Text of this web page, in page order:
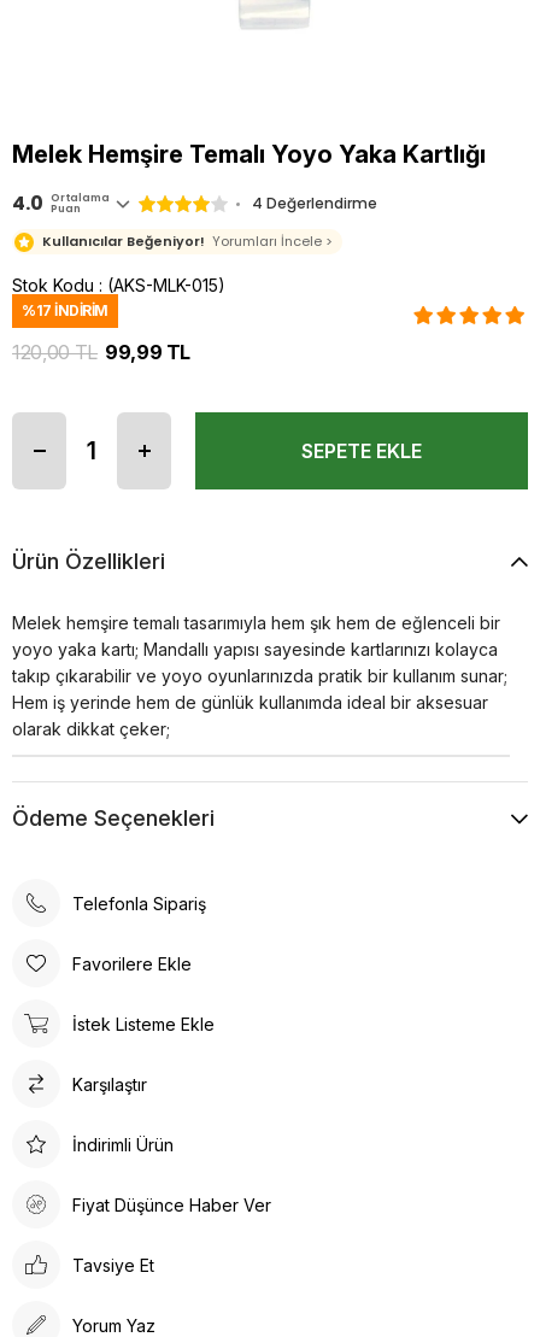
Melek Hemşire Temalı Yoyo Yaka Kartlığı
4.0 Ortalama
Puan 4 Değerlendirme
Kullanıcılar Beğeniyor! Yorumları İncele >
Stok Kodu (AKS-MLK-015)
%17 İNDIRIM
120,00 TL 99,99 TL
Ürün Özellikleri
Melek hemşire temalı tasarımıyla hem şık hem de eğlenceli bir
yoyo yaka kartı; Mandallı yapısı sayesinde kartlarınızı kolayca
takıp çıkarabilir ve yoyo oyunlarınızda pratik bir kullanım sunar;
Hem iş yerinde hem de günlük kullanımda ideal bir aksesuar
olarak dikkat çeker;
Ödeme Seçenekleri
Telefonla Sipariş
Favorilere Ekle
İstek Listeme Ekle
Karşılaştır
İndirimli Ürün
Fiyat Düşünce Haber Ver
Tavsiye Et
Yorum Yaz